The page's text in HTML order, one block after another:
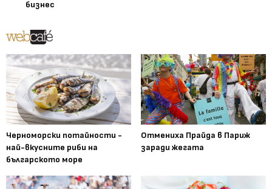
бизнес
Черноморски потайности -
най-вкусните риби на
българското море
Отмениха Прайда в Париж
заради жегата